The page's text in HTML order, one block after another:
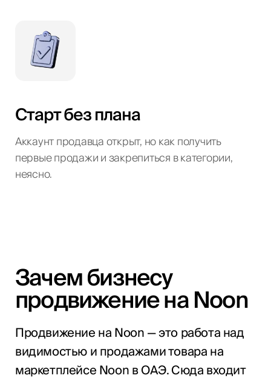
Старт без плана
Аккаунт продавца открыт, но как получить
первые продажи и закрепиться в категории,
неясно.
Зачем бизнесу
продвижение на Noon
Продвижение на Noon — это работа над
видимостью и продажами товара на
маркетплейсе Noon в ОАЭ. Сюда входит